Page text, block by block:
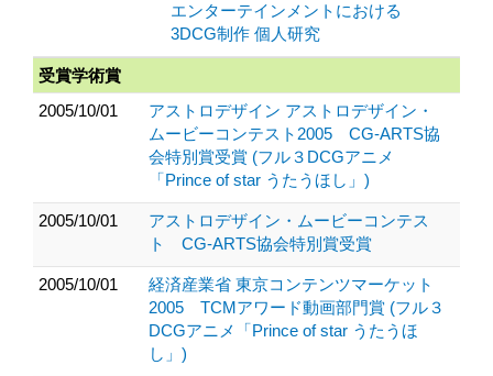
エンターテインメントにおける
3DCG制作 個人研究
受賞学術賞
2005/10/01
アストロデザイン アストロデザイン・
ムービーコンテスト2005 CG-ARTS協
会特別賞受賞 (フル３DCGアニメ
「Prince of star うたうほし」)
2005/10/01
アストロデザイン・ムービーコンテス
ト CG-ARTS協会特別賞受賞
2005/10/01
経済産業省 東京コンテンツマーケット
2005 TCMアワード動画部門賞 (フル３
DCGアニメ「Prince of star うたうほ
し」)